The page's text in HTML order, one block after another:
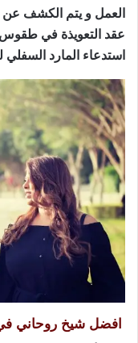
العمل و يتم الكشف عن
عقد التعويذة في طقوس
استدعاء المارد السفلي
افضل شيخ روحاني